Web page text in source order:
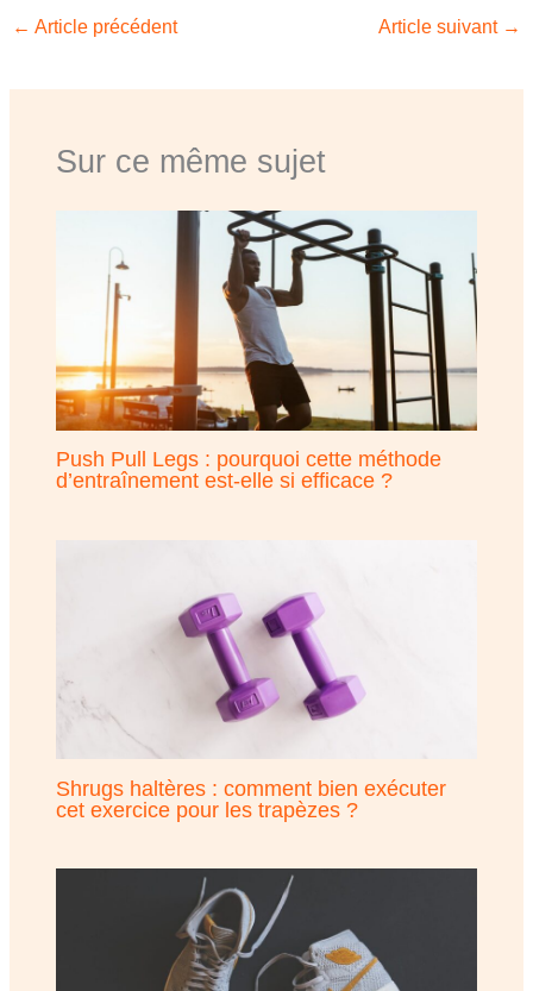
← Article précédent Article suivant →
Sur ce même sujet
Push Pull Legs : pourquoi cette méthode
d’entraînement est-elle si efficace ?
Shrugs haltères : comment bien exécuter
cet exercice pour les trapèzes ?